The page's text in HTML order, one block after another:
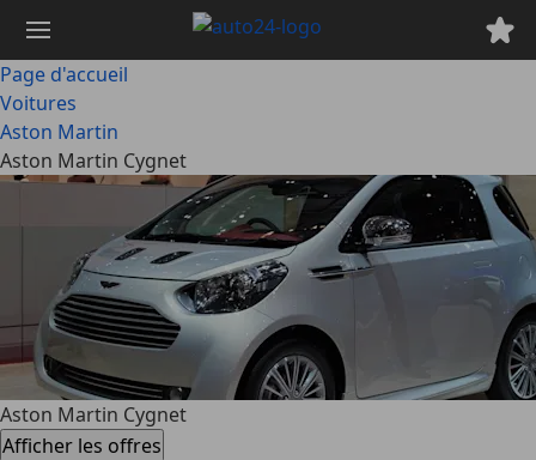
contenu
principal
Page d'accueil
Voitures
Aston Martin
Aston Martin Cygnet
Aston Martin Cygnet
Afficher les offres